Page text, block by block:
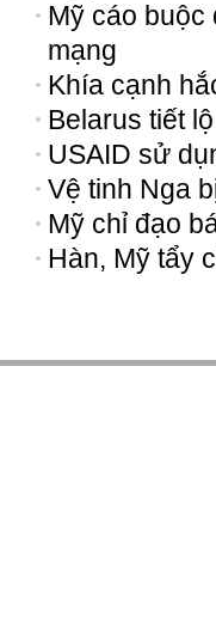
Mỹ cáo buộc
mạng
Khía cạnh
Belarus tiết
USAID sử
Vệ tinh Nga
Mỹ chỉ đạo
Hàn, Mỹ tẩy